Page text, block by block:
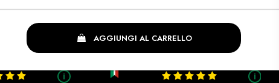
AGGIUNGI AL CARRELLO